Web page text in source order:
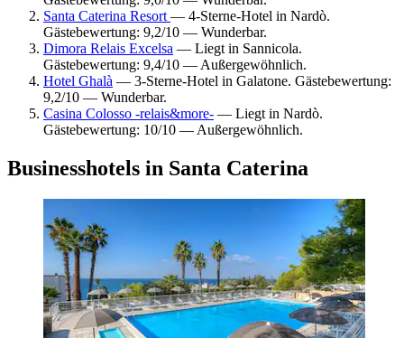
Santa Caterina Resort — 4-Sterne-Hotel in Nardò.
Gästebewertung: 9,2/10 — Wunderbar.
Dimora Relais Excelsa — Liegt in Sannicola.
Gästebewertung: 9,4/10 — Außergewöhnlich.
Hotel Ghalà — 3-Sterne-Hotel in Galatone. Gästebewertung:
9,2/10 — Wunderbar.
Casina Colosso -relais&more- — Liegt in Nardò.
Gästebewertung: 10/10 — Außergewöhnlich.
Businesshotels in Santa Caterina